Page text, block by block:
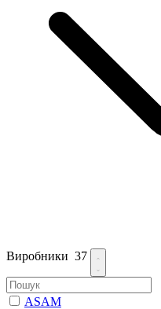
Виробники 37
ASAM